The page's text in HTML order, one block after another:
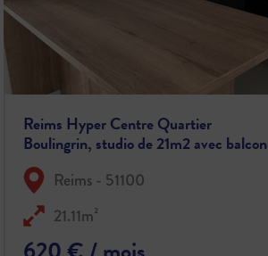
Reims Hyper Centre Quartier
Boulingrin, studio de 21m2 avec balcon
disponible à partir du 21/08/2026
Reims - 51100
21.11m²